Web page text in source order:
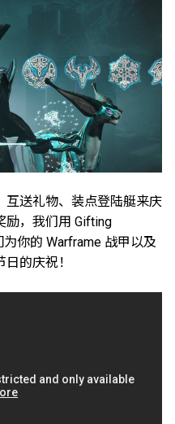
互送礼物、装点登陆艇来庆
励，我们用 Gifting
你的 Warframe 战甲以及
的庆祝！